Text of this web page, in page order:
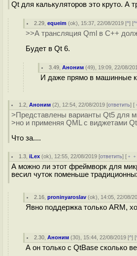
Qt для калькуляторов это круто. А
2.29 ,equeim (ok), 15:37, 22/08/2019 [^] [
>>А трансляция Qml в C++
Будет в Qt 6.
3.49 ,Аноним (49), 19:09, 22/08/
И даже прямо в машинные
1.2 ,Аноним (2), 12:54, 22/08/2019 [ответить] [
>Представлены варианты Qt5 для
>но и применяя QML c виджетами
Что за....
1.3 ,iLex (ok), 12:55, 22/08/2019 [ответить] [
А можно ли этот фреймворк для
весил чуток поменьше
2.16 ,proninyaroslav (ok), 14:05, 22/08/
Явно поддержка только ARM,
2.30 ,Аноним (30), 15:44, 22/08/2019 [^] [
А он только с QtBase сколько